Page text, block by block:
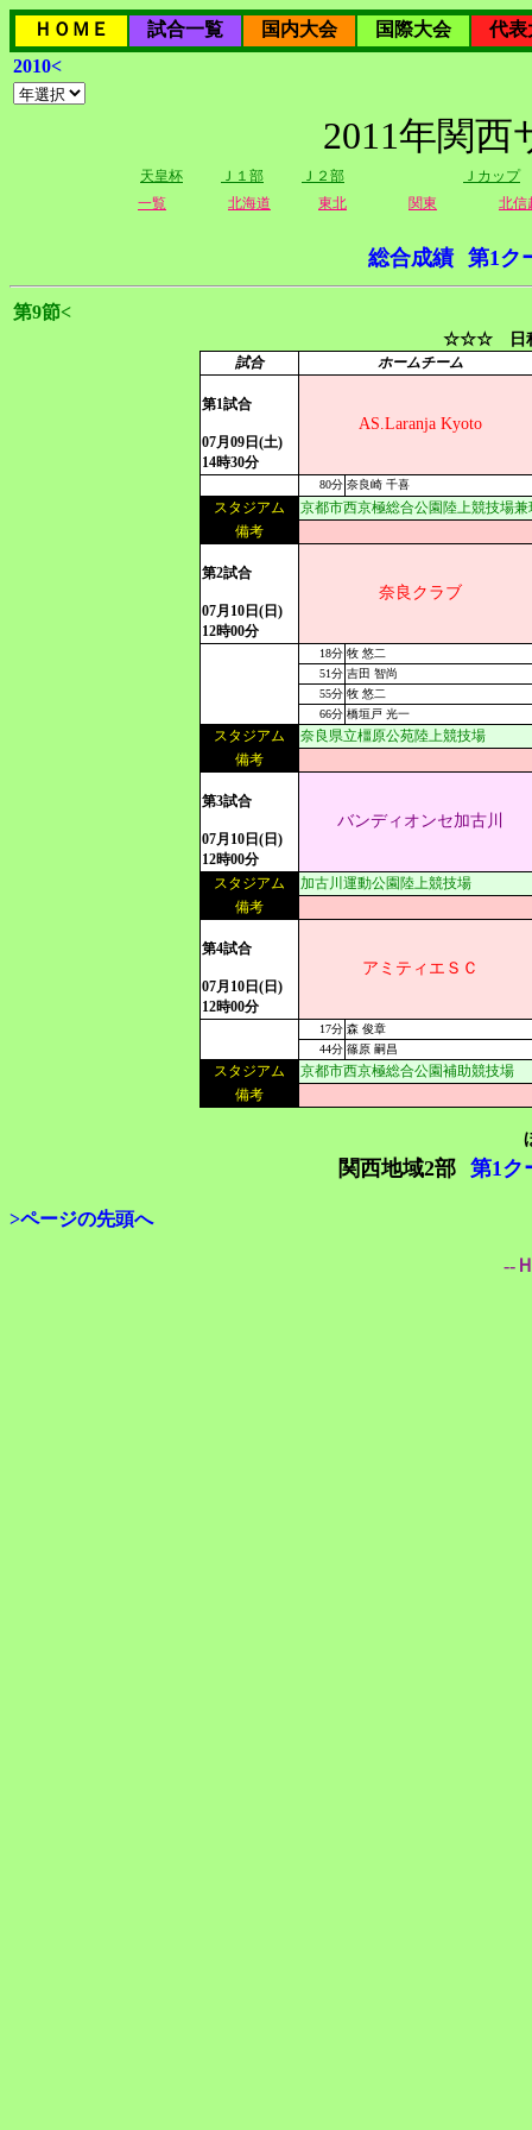
ＨＯＭＥ 試合一覧 国内大会 国際大会
代表
2010<
2011年関
天皇杯 Ｊ１部 Ｊ２部
Ｊカップ
一覧
北海道 東北 関東 北信
総合成績 第1ク
第9節<
☆☆☆ 日
試合 ホームチーム
第1試合
07月09日(土)
14時30分
AS.Laranja Kyoto
80分 奈良崎 千喜
スタジアム
京都市西京極総合公園陸上競技場兼
備考
第2試合
07月10日(日)
12時00分
奈良クラブ
18分 牧 悠二
51分 吉田 智尚
55分 牧 悠二
66分 橋垣戸 光一
スタジアム
奈良県立橿原公苑陸上競技場
備考
第3試合
07月10日(日)
12時00分
バンディオンセ加古川
スタジアム
加古川運動公園陸上競技場
備考
第4試合
07月10日(日)
12時00分
アミティエＳＣ
17分 森 俊章
44分 篠原 嗣昌
スタジアム
京都市西京極総合公園補助競技場
備考
関西地域2部 第1ク
>ページの先頭へ
--